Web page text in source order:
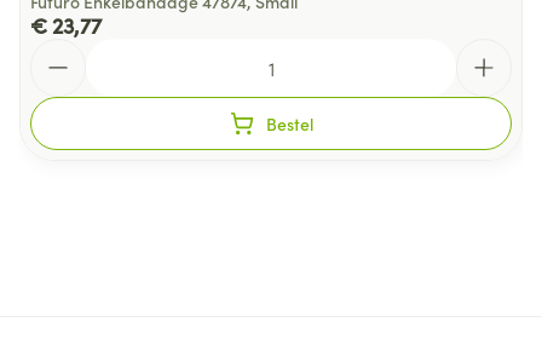
€ 23,77
Bestel